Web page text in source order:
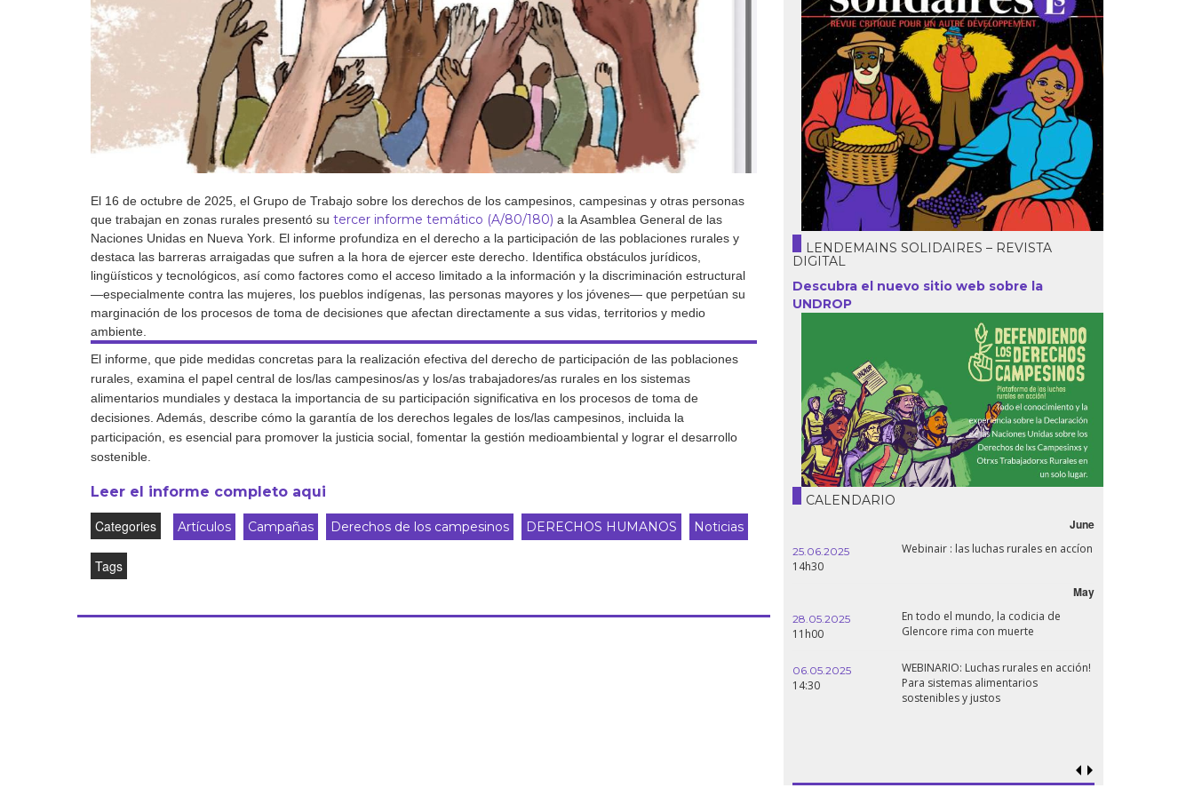
Derecho al
desarrollo
Por país Argentina
Bolivia
Brasil
Chile
Colombia
Cuba
Ecuador
España
Francia
Guatemala
Madagascar
Declaraciones en la
ONU
Conferencias
El 16 de octubre de 2025, el Grupo de Trabajo sobre los derechos de los campesinos, campesinas y otras personas
que trabajan en zonas rurales presentó su tercer informe temático (A/80/180) a la Asamblea General de las
Naciones Unidas en Nueva York. El informe profundiza en el derecho a la participación de las poblaciones rurales y
destaca las barreras arraigadas que sufren a la hora de ejercer este derecho. Identifica obstáculos jurídicos,
lingüísticos y tecnológicos, así como factores como el acceso limitado a la información y la discriminación estructural
—especialmente contra las mujeres, los pueblos indígenas, las personas mayores y los jóvenes— que perpetúan su
marginación de los procesos de toma de decisiones que afectan directamente a sus vidas, territorios y medio
ambiente.
El informe, que pide medidas concretas para la realización efectiva del derecho de participación de las poblaciones
rurales, examina el papel central de los/las campesinos/as y los/as trabajadores/as rurales en los sistemas
alimentarios mundiales y destaca la importancia de su participación significativa en los procesos de toma de
decisiones. Además, describe cómo la garantía de los derechos legales de los/las campesinos, incluida la
participación, es esencial para promover la justicia social, fomentar la gestión medioambiental y lograr el desarrollo
sostenible.
Leer el informe completo aqui
Categories Artículos Campañas Derechos de los campesinos DERECHOS HUMANOS Noticias
Tags
LENDEMAINS SOLIDAIRES – REVISTA
DIGITAL
Descubra el nuevo sitio web sobre la
UNDROP
CALENDARIO
June
25.06.2025
14h30
Webinair : las luchas rurales en accíon
May
28.05.2025
11h00
En todo el mundo, la codicia de
Glencore rima con muerte
06.05.2025
14:30
WEBINARIO: Luchas rurales en acción!
Para sistemas alimentarios
sostenibles y justos